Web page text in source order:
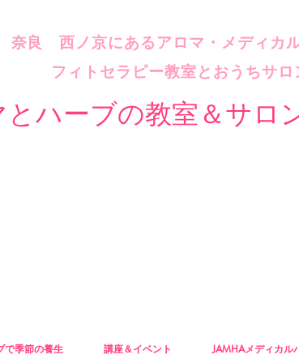
奈良 西ノ京にあるアロマ・メディカ
フィトセラピー教室とおうちサロ
とハーブの教室＆サ
で季節の養生 講座＆イベント JAMHAメディカル